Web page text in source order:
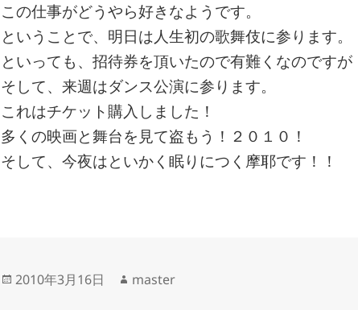
この仕事がどうやら好きなようです。
ということで、明日は人生初の歌舞伎に参ります。
といっても、招待券を頂いたので有難くなのですが
そして、来週はダンス公演に参ります。
これはチケット購入しました！
多くの映画と舞台を見て盗もう！２０１０！
そして、今夜はといかく眠りにつく摩耶です！！
投
2010年3月16日
作
master